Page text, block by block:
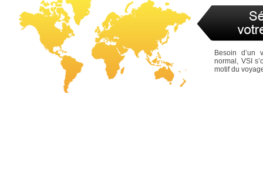
Besoin
normal, VSI
motif du